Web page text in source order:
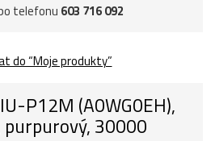
telefonu 603 716 092
do “Moje produkty”
P12M (A0WG0EH),
30000